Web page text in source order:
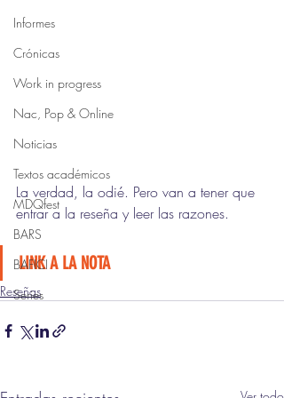
Informes
Crónicas
Work in progress
Nac, Pop & Online
Noticias
Textos académicos
MDQfest
BARS
BAFICI
Series
La verdad, la odié. Pero van a tener que
entrar a la reseña y leer las razones.
LINK A LA NOTA
Reseñas